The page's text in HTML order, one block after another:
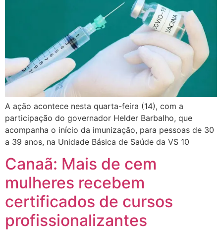
A ação acontece nesta quarta-feira (14), com a
participação do governador Helder Barbalho, que
acompanha o início da imunização, para pessoas de 30
a 39 anos, na Unidade Básica de Saúde da VS 10
Canaã: Mais de cem
mulheres recebem
certificados de cursos
profissionalizantes